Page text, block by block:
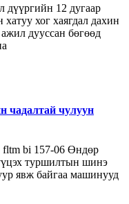
дүүргийн 12 дугаар
хог хаягдал дахин
дууссан бөгөөд
чадалтай чулуун
fltm bi 157-06 Өндөр
туршилтын шинэ
явж байгаа машинууд